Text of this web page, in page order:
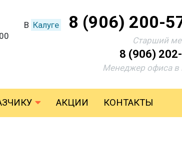
В Калуге 8 (906) 200-
Старший
8 (906)
Менеджер офиса в
АКЦИИ КОНТАКТЫ